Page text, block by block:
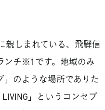
親しまれている、飛騨信
ンチ※1です。地域のみ
」のような場所でありた
」というコンセプ